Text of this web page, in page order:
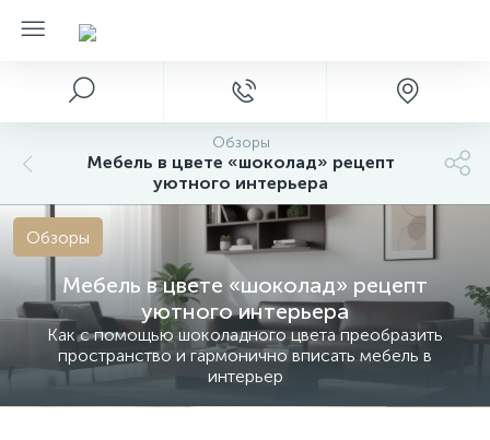
Обзоры
Мебель в цвете «шоколад» рецепт
уютного интерьера
Мебель в цвете «шоколад» рецепт
уютного интерьера
Как с помощью шоколадного цвета преобразить
пространство и гармонично вписать мебель в
интерьер
Обзоры